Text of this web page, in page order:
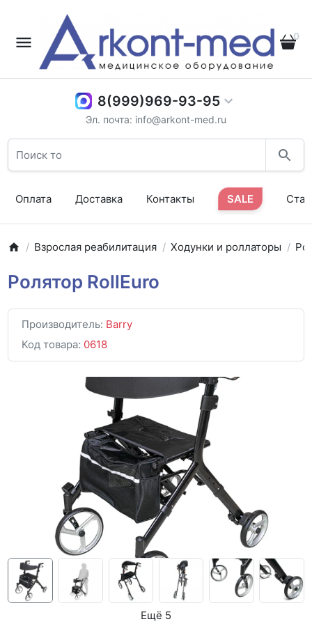
0
8(999)969-93-95
Эл. почта: info@arkont-med.ru
Оплата Доставка Контакты SALE
Взрослая реабилитация Ходунки и роллаторы
Ролятор RollEuro
Производитель: Barry
Код товара: 0618
Ещё 5